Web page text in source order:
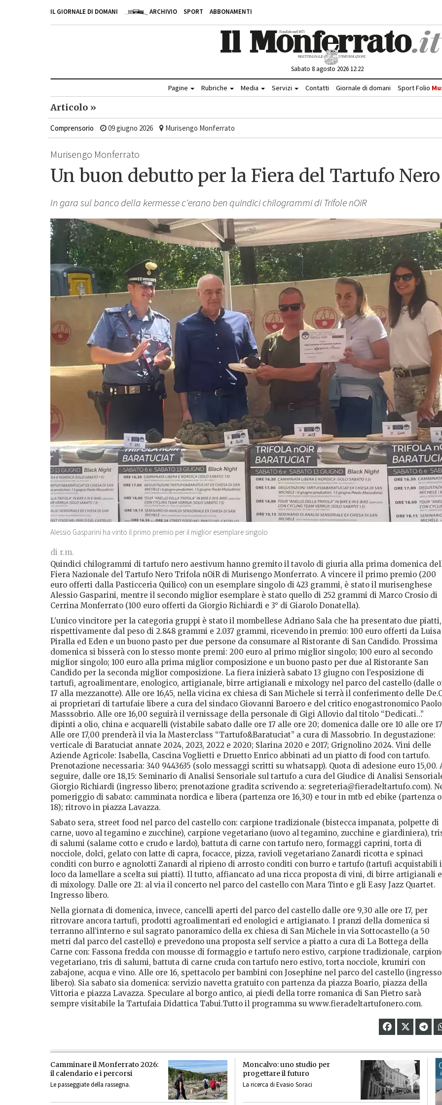
IL GIORNALE DI DOMANI ARCHIVIO SPORT ABBONAMENTI
Sabato 8 agosto 2026 12:22
Pagine Rubriche Media Servizi Contatti Giornale di domani Sport Folio
Articolo »
Comprensorio 09 giugno 2026 Murisengo Monferrato
Murisengo Monferrato
Un buon debutto per la Fiera del Tartufo Nero
In gara sul banco della kermesse c'erano ben quindici chilogrammi di Trifole nOiR
Alessio Gasparini ha vinto il primo premio per il miglior esemplare singolo
di r.m.
Quindici chilogrammi di tartufo nero aestivum hanno gremito il tavolo di giuria alla prima domenica
Fiera Nazionale del Tartufo Nero Trifola nOiR di Murisengo Monferrato. A vincere il primo premio (200
euro offerti dalla Pasticceria Quilico) con un esemplare singolo di 423 grammi, è stato il murisenghese
Alessio Gasparini, mentre il secondo miglior esemplare è stato quello di 252 grammi di Marco Crosio di
Cerrina Monferrato (100 euro offerti da Giorgio Richiardi e 3° di Giarolo Donatella).
L’unico vincitore per la categoria gruppi è stato il mombellese Adriano Sala che ha presentato due piatti,
rispettivamente dal peso di 2.848 grammi e 2.037 grammi, ricevendo in premio: 100 euro offerti da Luisa
Piralla ed Eden e un buono pasto per due persone da consumare al Ristorante di San Candido. Prossima
domenica si bisserà con lo stesso monte premi: 200 euro al primo miglior singolo; 100 euro al secondo
miglior singolo; 100 euro alla prima miglior composizione e un buono pasto per due al Ristorante San
Candido per la seconda miglior composizione. La fiera inizierà sabato 13 giugno con l’esposizione di
tartufi, agroalimentare, enologico, artigianale, birre artigianali e mixology nel parco del castello (dalle
17 alla mezzanotte). Alle ore 16,45, nella vicina ex chiesa di San Michele si terrà il conferimento delle
ai proprietari di tartufaie libere a cura del sindaco Giovanni Baroero e del critico enogastronomico Paolo
Masssobrio. Alle ore 16,00 seguirà il vernissage della personale di Gigi Allovio dal titolo “Dedicati…”
dipinti a olio, china e acquarelli (vistabile sabato dalle ore 17 alle ore 20; domenica dalle ore 10 alle ore
Alle ore 17,00 prenderà il via la Masterclass “Tartufo&Baratuciat” a cura di Massobrio. In degustazione:
verticale di Baratuciat annate 2024, 2023, 2022 e 2020; Slarina 2020 e 2017; Grignolino 2024. Vini delle
Aziende Agricole: Isabella, Cascina Voglietti e Druetto Enrico abbinati ad un piatto di food con tartufo.
Prenotazione necessaria: 340 9443635 (solo messaggi scritti su whatsapp). Quota di adesione euro 15,00.
seguire, dalle ore 18,15: Seminario di Analisi Sensoriale sul tartufo a cura del Giudice di Analisi
Giorgio Richiardi (ingresso libero; prenotazione gradita scrivendo a: segreteria@fieradeltartufo.com).
pomeriggio di sabato: camminata nordica e libera (partenza ore 16,30) e tour in mtb ed ebike (partenza
18); ritrovo in piazza Lavazza.
Sabato sera, street food nel parco del castello con: carpione tradizionale (bistecca impanata, polpette di
carne, uovo al tegamino e zucchine), carpione vegetariano (uovo al tegamino, zucchine e giardiniera),
di salumi (salame cotto e crudo e lardo), battuta di carne con tartufo nero, formaggi caprini, torta di
nocciole, dolci, gelato con latte di capra, focacce, pizza, ravioli vegetariano Zanardi ricotta e spinaci
conditi con burro e agnolotti Zanardi al ripieno di arrosto conditi con burro e tartufo (tartufi acquistabili
loco da lamellare a scelta sui piatti). Il tutto, affiancato ad una ricca proposta di vini, di birre artigianali e
di mixology. Dalle ore 21: al via il concerto nel parco del castello con Mara Tinto e gli Easy Jazz Quartet.
Ingresso libero.
Nella giornata di domenica, invece, cancelli aperti del parco del castello dalle ore 9,30 alle ore 17, per
ritrovare ancora tartufi, prodotti agroalimentari ed enologici e artigianato. I pranzi della domenica si
terranno all’interno e sul sagrato panoramico della ex chiesa di San Michele in via Sottocastello (a 50
metri dal parco del castello) e prevedono una proposta self service a piatto a cura di La Bottega della
Carne con: Fassona fredda con mousse di formaggio e tartufo nero estivo, carpione tradizionale,
vegetariano, tris di salumi, battuta di carne cruda con tartufo nero estivo, torta nocciole, krumiri con
zabajone, acqua e vino. Alle ore 16, spettacolo per bambini con Josephine nel parco del castello (ingresso
libero). Sia sabato sia domenica: servizio navetta gratuito con partenza da piazza Boario, piazza della
Vittoria e piazza Lavazza. Speculare al borgo antico, ai piedi della torre romanica di San Pietro sarà
sempre visitabile la Tartufaia Didattica Tabui.Tutto il programma su www.fieradeltartufonero.com.
Camminare il Monferrato 2026:
il calendario e i percorsi
Le passeggiate della rassegna.
Moncalvo: uno studio per
progettare il futuro
La ricerca di Evasio Soraci